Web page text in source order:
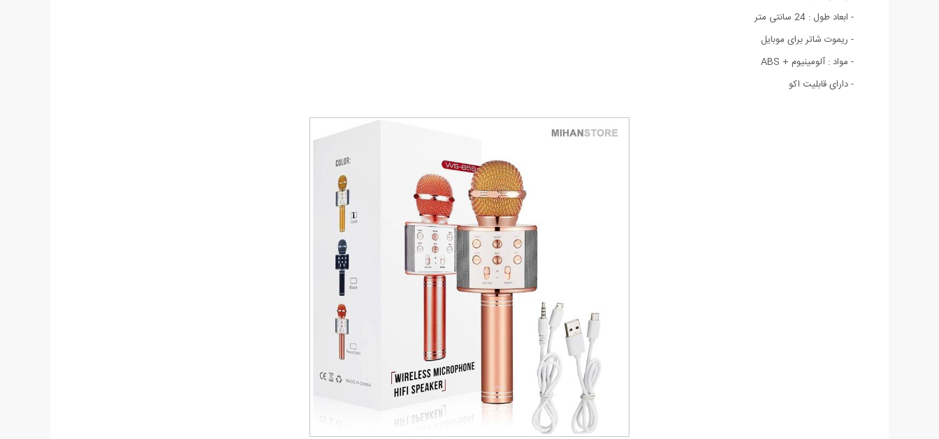
- ابعاد طول : 24 سانتی متر
- ریموت شاتر برای موبایل
- مواد : آلومینیوم + ABS
- دارای قابلیت اکو